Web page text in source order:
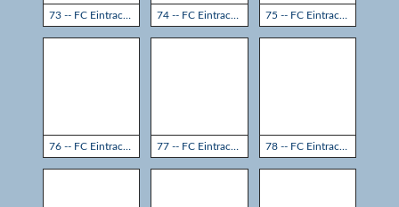
73 -- FC Eintracht Rheine - TSG Sprockhövel 3:3 74 -- FC Eintracht Rheine - TSG Sprockhövel 3:3 75 -- FC Eintracht Rheine - TSG Sprockhövel 3:3
76 -- FC Eintracht Rheine - TSG Sprockhövel 3:3 77 -- FC Eintracht Rheine - TSG Sprockhövel 3:3 78 -- FC Eintracht Rheine - TSG Sprockhövel 3:3